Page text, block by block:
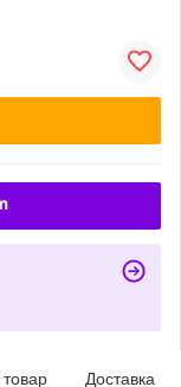
товар Доставка